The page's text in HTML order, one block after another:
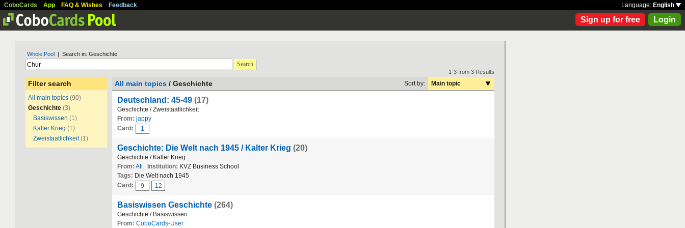
CoboCards App FAQ & Wishes Feedback Language: English
Sign up for free Login
Whole Pool | Search in: Geschichte
Search
Filter search
All main topics (90)
Geschichte (3)
Basiswissen (1)
Kalter Krieg (1)
Zweistaatlichkeit (1)
1-3 from 3 Results
All main topics / Geschichte Sort by: Main topic
Deutschland: 45-49 (17)
Geschichte / Zweistaatlichkeit
From: jappy
Card:
1
Geschichte: Die Welt nach 1945 / Kalter Krieg (20)
Geschichte / Kalter Krieg
From: Ati Institution: KVZ Business School
Tags: Die Welt nach 1945
Card:
9 12
Basiswissen Geschichte (264)
Geschichte / Basiswissen
From: CoboCards-User